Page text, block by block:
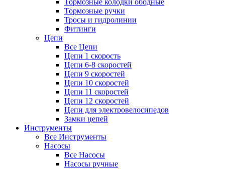
Тормозные колодки ободные
Тормозные ручки
Тросы и гидролинии
Фитинги
Цепи
Все Цепи
Цепи 1 скорость
Цепи 6-8 скоростей
Цепи 9 скоростей
Цепи 10 скоростей
Цепи 11 скоростей
Цепи 12 скоростей
Цепи для электровелосипедов
Замки цепей
Инструменты
Все Инструменты
Насосы
Все Насосы
Насосы ручные